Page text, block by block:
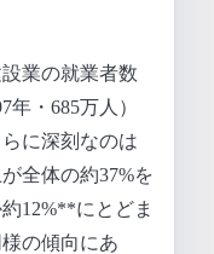
業の就業者数
年・685万人）
に深刻なのは
全体の約37%を
12%**にとどま
の傾向にあ